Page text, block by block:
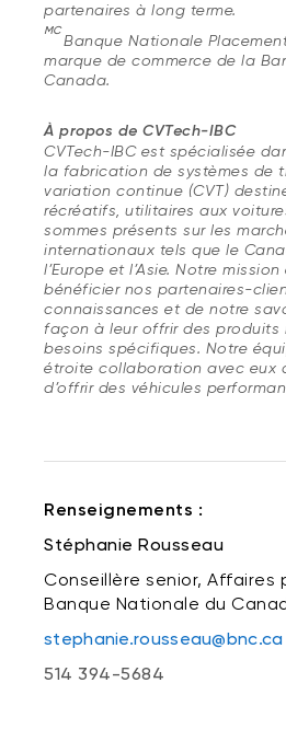
partenaires à long terme.
MC
Banque Nationale
marque de commerce de la
Canada.
À propos de CVTech-IBC
CVTech-IBC est spécialisée
la fabrication de systèmes de
variation continue (CVT)
récréatifs, utilitaires aux
sommes présents sur les
internationaux tels que le
l’Europe et l’Asie. Notre
bénéficier nos partenaires-
connaissances et de notre
façon à leur offrir des produits
besoins spécifiques. Notre
étroite collaboration avec eux
d’offrir des véhicules
Renseignements :
Stéphanie Rousseau
Conseillère senior, Affaires
Banque Nationale du
stephanie.rousseau@bnc.ca
514 394-5684